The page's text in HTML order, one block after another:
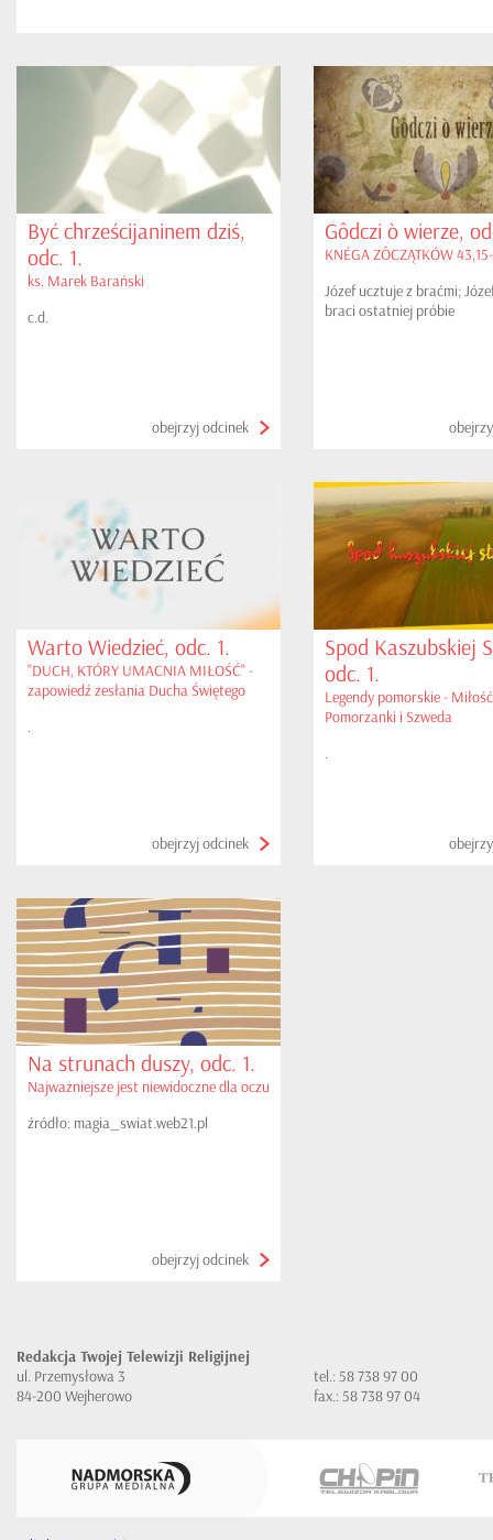
Być chrześcijaninem dziś,
odc. 1.
ks. Marek Barański
c.d.
obejrzyj odcinek
Gôdczi ò wierze,
KNÉGA ZÔCZĄTKÓW
Józef ucztuje z braćmi;
braci ostatniej próbie
Warto Wiedzieć, odc. 1.
"DUCH, KTÓRY UMACNIA MIŁOŚĆ" -
zapowiedź zesłania Ducha Świętego
.
obejrzyj odcinek
Spod Kaszubskiej
odc. 1.
Legendy pomorskie - Miłość
Pomorzanki i Szweda
.
Na strunach duszy, odc. 1.
Najważniejsze jest niewidoczne dla oczu
źródło: magia_swiat.web21.pl
obejrzyj odcinek
Redakcja Twojej Telewizji Religijnej
ul. Przemysłowa 3
84-200 Wejherowo
tel.: 58 738 97 00
fax.: 58 738 97 04